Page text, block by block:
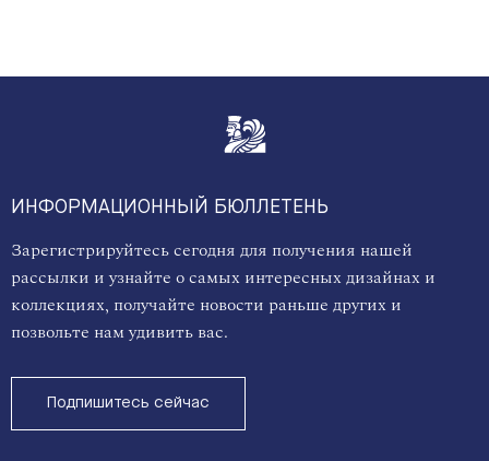
ИНФОРМАЦИОННЫЙ БЮЛЛЕТЕНЬ
Зарегистрируйтесь сегодня для получения нашей
рассылки и узнайте о самых интересных дизайнах и
коллекциях, получайте новости раньше других и
позвольте нам удивить вас.
Подпишитесь сейчас